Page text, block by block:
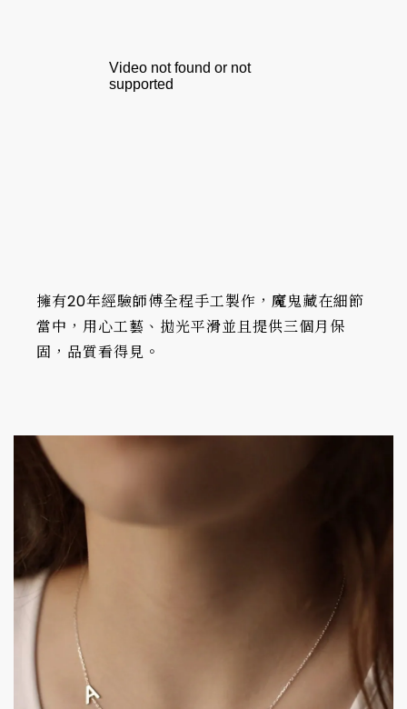
擁有20年經驗師傅全程手工製作，魔鬼藏在細節
當中，用心工藝、拋光平滑並且提供三個月保
固，品質看得見。